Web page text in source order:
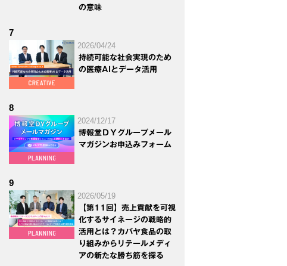
の意味
7
2026/04/24
持続可能な社会実現のため
の医療AIとデータ活用
8
2024/12/17
博報堂ＤＹグループメール
マガジンお申込みフォーム
9
2026/05/19
【第11回】売上貢献を可視
化するサイネージの戦略的
活用とは？カバヤ食品の取
り組みからリテールメディ
アの新たな勝ち筋を探る